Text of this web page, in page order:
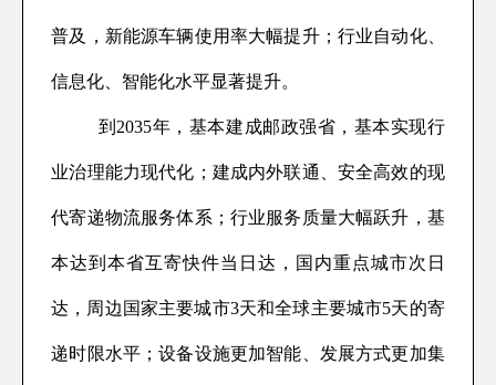
普及， 新能源车辆使用率大幅提升；行业自动化、
信息化、智能化水平显著提升。
到2035年，基本建成邮政强省，基本实现行
业治理能力现代化；建成内外联通、安全高效的现
代寄递物流服务体系 ； 行业服务质量大幅跃升，基
本达到本省互寄快件当日达，国内重点城市次日
达，周边国家主要城市3天和全球主要城市5天的寄
递时限水平；设备设施更加智能、发展方式更加集